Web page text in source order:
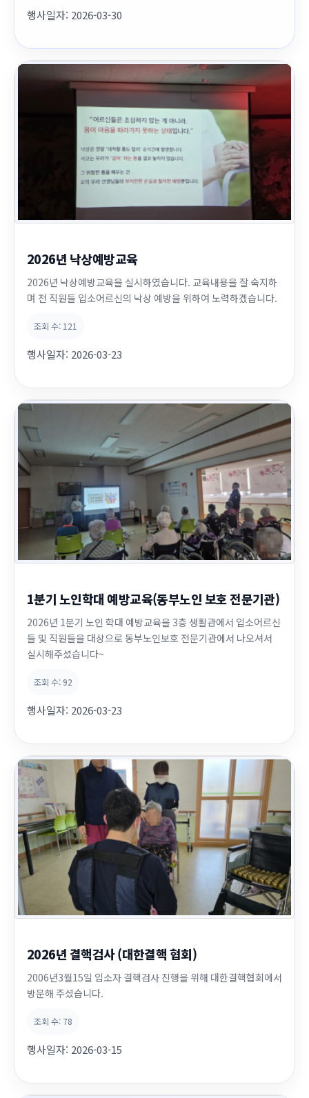
행사일자: 2026-03-30
2026년 낙상예방교육
2026년 낙상예방교육을 실시하였습니다. 교육내용을 잘 숙지하
며 전 직원들 입소어르신의 낙상 예방을 위하여 노력하겠습니다.
조회 수: 121
행사일자: 2026-03-23
1분기 노인학대 예방교육(동부노인 보호 전문기관)
2026년 1분기 노인 학대 예방교육을 3층 생활관에서 입소어르신
들 및 직원들을 대상으로 동부노인보호 전문기관에서 나오셔서
실시해주셨습니다~
조회 수: 92
행사일자: 2026-03-23
2026년 결핵검사 (대한결핵 협회)
2006년3월15일 입소자 결핵검사 진행을 위해 대한결핵협회에서
방문해 주셨습니다.
조회 수: 78
행사일자: 2026-03-15